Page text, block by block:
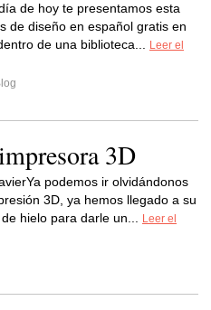
de hoy te presentamos esta
de diseño en español gratis en
de una biblioteca...
Leer el
3D
podemos ir olvidándonos
3D, ya hemos llegado a su
hielo para darle un...
Leer el